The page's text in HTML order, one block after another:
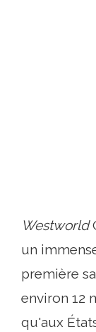
Westworld
un
première
environ 12
qu'aux